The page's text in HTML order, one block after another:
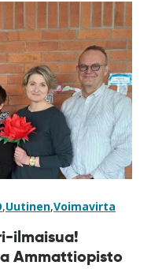
,Uutinen,Voimavirta
ilmaisua!
Ammattiopisto